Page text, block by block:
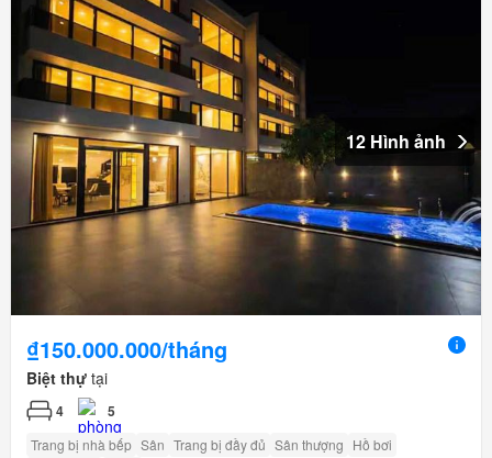
12 Hình ảnh
₫150.000.000/tháng
Biệt thự tại
4 5
Trang bị nhà bếp Sân Trang bị đầy đủ Sân thượng Hồ bơi